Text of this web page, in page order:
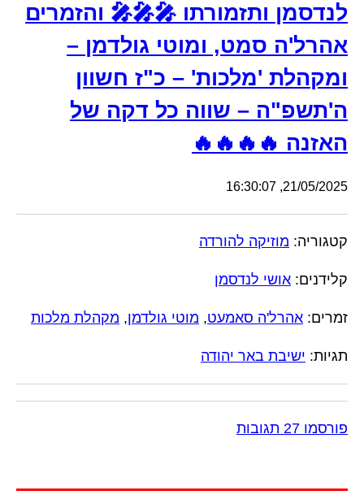
לנדסמן ותזמורתו 🎤🎤🎤 והזמרים
אהרל'ה סמט, ומוטי גולדמן –
ומקהלת 'מלכות' – כ"ז חשוון
ה'תשפ"ה – שווה כל דקה של
האזנה 🔥🔥🔥🔥
21/05/2025, 16:30:07
קטגוריה: מוזיקה להורדה
קלידנים: אושי לנדסמן
זמרים: אהרל'ה סאמעט, מוטי גולדמן, מקהלת מלכות
תגיות: ישיבת באר יהודה
פורסמו 27 תגובות